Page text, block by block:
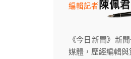
陳佩君
編輯記者
《今日新聞》新
媒體，歷經編輯